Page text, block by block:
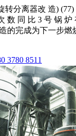
转分离器改 造)
数 同 比 3 号 锅
的完成为下一步燃
3780 8511